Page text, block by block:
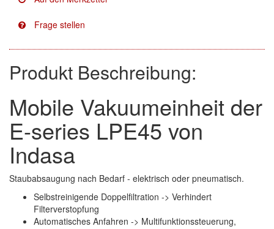
(3)
Proma
(21)
Sia
Spectral
(5)
StarChem
(1)
Sundstrom
Produkt Beschreibung:
Mobile Vakuumeinheit der
E-series LPE45 von
Indasa
Staubabsaugung nach Bedarf - elektrisch oder pneumatisch.
Selbstreinigende Doppelfiltration -> Verhindert
Filterverstopfung
Automatisches Anfahren -> Multifunktionssteuerung,